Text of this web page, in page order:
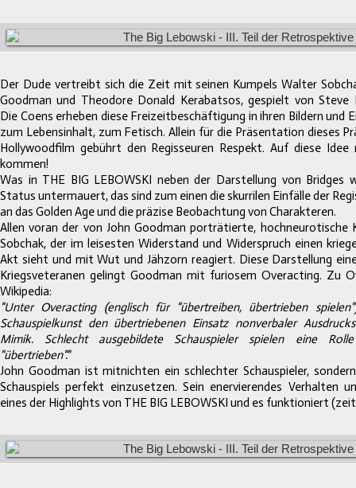
Der Dude vertreibt sich die Zeit mit seinen Kumpels Walter
Goodman und Theodore Donald Kerabatsos, gespielt von Steve
Die Coens erheben diese Freizeitbeschäftigung in ihren Bildern und
zum Lebensinhalt, zum Fetisch. Allein für die Präsentation dieses
Hollywoodfilm gebührt den Regisseuren Respekt. Auf diese
kommen!
Was in THE BIG LEBOWSKI neben der Darstellung von Bridges
Status untermauert, das sind zum einen die skurrilen Einfälle der
an das Golden Age und die präzise Beobachtung von Charakteren.
Allen voran der von John Goodman porträtierte, hochneurotische
Sobchak, der im leisesten Widerstand und Widerspruch einen
Akt sieht und mit Wut und Jähzorn reagiert. Diese Darstellung
Kriegsveteranen gelingt Goodman mit furiosem Overacting. Zu
Wikipedia:
"Unter Overacting (englisch für "übertreiben, übertrieben
Schauspielkunst den übertriebenen Einsatz nonverbaler
Mimik. Schlecht ausgebildete Schauspieler spielen eine
"übertrieben"."
John Goodman ist mitnichten ein schlechter Schauspieler,
Schauspiels perfekt einzusetzen. Sein enervierendes Verhalten
eines der Highlights von THE BIG LEBOWSKI und es funktioniert